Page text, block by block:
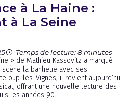
à La Haine :
à La Seine
Temps de lecture: 8 minutes
» de Mathieu Kassovitz a marqué
la banlieue avec ses
les-Vignes, il revient aujourd’hui
offrant une nouvelle lecture des
les années 90.